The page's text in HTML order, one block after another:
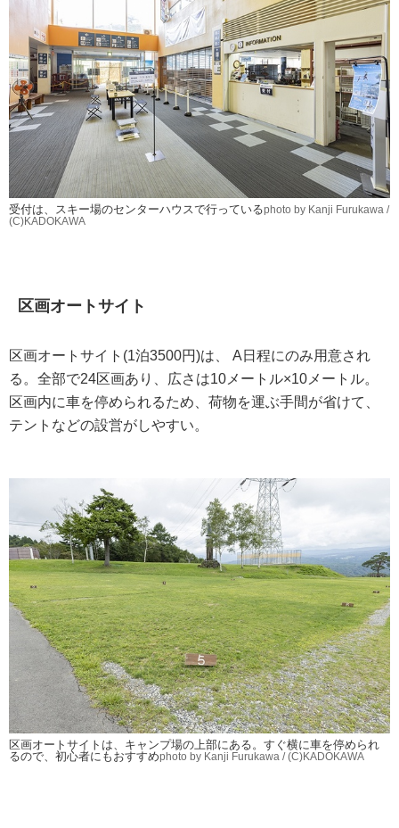
受付は、スキー場のセンターハウスで行っているphoto by Kanji Furukawa /
(C)KADOKAWA
区画オートサイト
区画オートサイト(1泊3500円)は、 A日程にのみ用意され
る。全部で24区画あり、広さは10メートル×10メートル。
区画内に車を停められるため、荷物を運ぶ手間が省けて、
テントなどの設営がしやすい。
区画オートサイトは、キャンプ場の上部にある。すぐ横に車を停められ
るので、初心者にもおすすめphoto by Kanji Furukawa / (C)KADOKAWA